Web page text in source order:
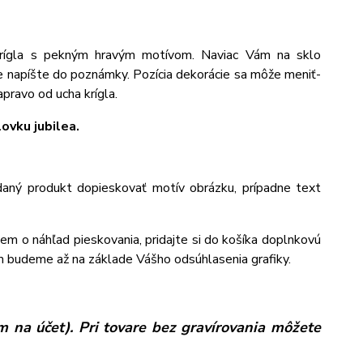
s pekným hravým motívom. Naviac Vám na sklo
do poznámky. Pozícia dekorácie sa môže meniť-
od ucha krígla.
jubilea.
produkt dopieskovať motív obrázku, prípadne text
o náhľad pieskovania, pridajte si do košíka doplnkovú
až na základe Vášho odsúhlasenia grafiky.
na účet). Pri tovare bez gravírovania môžete